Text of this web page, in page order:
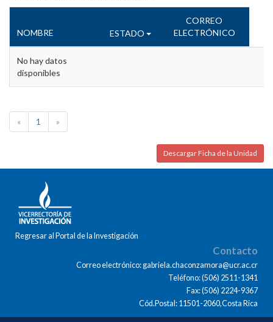
NOMBRE ESTADO
CORREO
ELECTRÓNICO
No hay datos
disponibles
« 1 »
Descargar Ficha de la Unidad
Regresar al Portal de la Investigación
Contacto
Correo electrónico: gabriela.chaconzamora@ucr.ac.cr
Teléfono: (506) 2511-1341
Fax: (506) 2224-9367
Cód.Postal: 11501-2060,Costa Rica